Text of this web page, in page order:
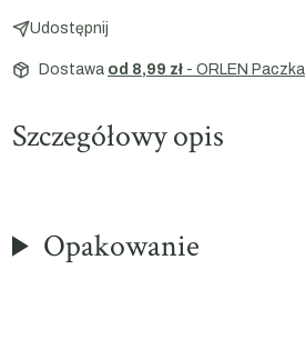
Udostępnij
Dostawa od 8,99 zł - ORLEN Paczka
Szczegółowy opis
Opakowanie